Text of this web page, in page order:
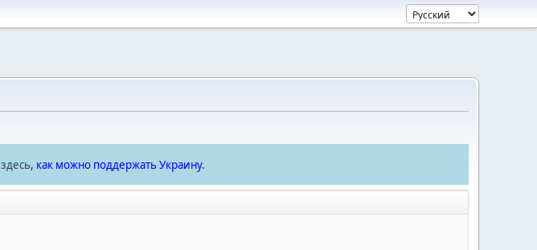
здесь, как можно поддержать Украину.